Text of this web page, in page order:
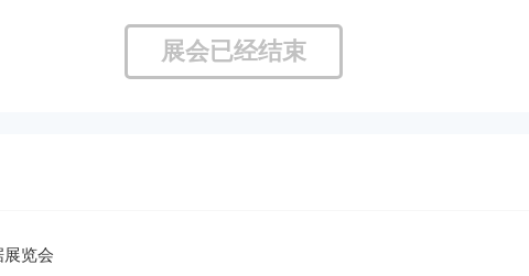
展会已经结束
览会